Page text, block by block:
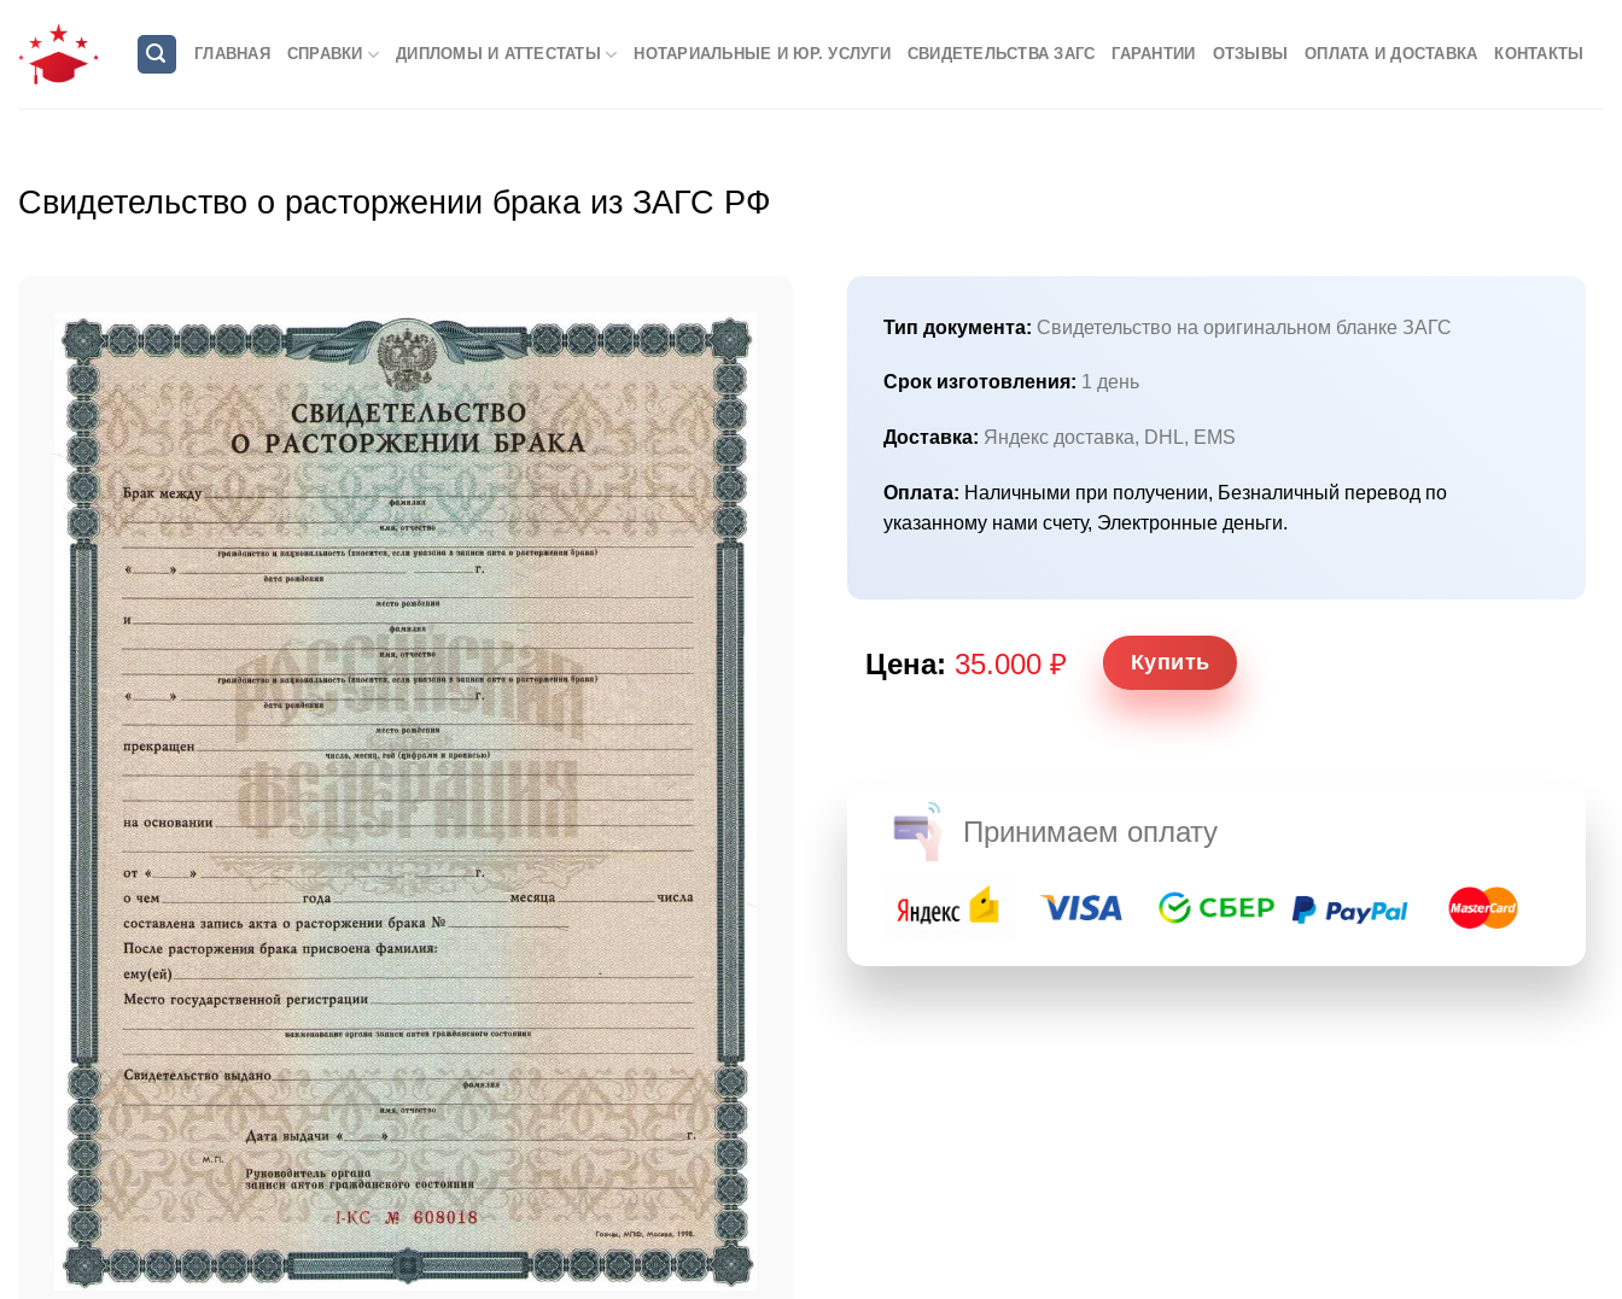
content
ГЛАВНАЯ СПРАВКИ ДИПЛОМЫ И АТТЕСТАТЫ НОТАРИАЛЬНЫЕ И ЮР. УСЛУГИ СВИДЕТЕЛЬСТВА ЗАГС ГАРАНТИИ ОТЗЫВЫ ОПЛАТА И ДОСТАВКА КОНТАКТЫ
Свидетельство о расторжении брака из ЗАГС РФ
Тип документа: Свидетельство на оригинальном бланке ЗАГС
Срок изготовления: 1 день
Доставка: Яндекс доставка, DHL, EMS
Оплата: Наличными при получении, Безналичный перевод по
указанному нами счету, Электронные деньги.
Цена: 35.000 ₽ Купить
Принимаем оплату